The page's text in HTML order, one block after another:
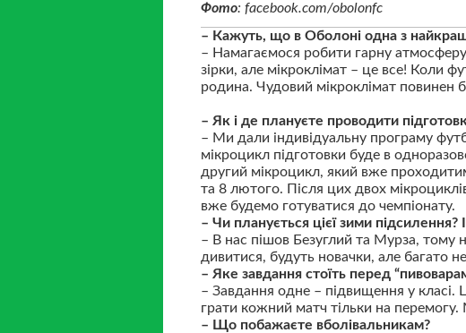
Фото: facebook.com/obolonfc
– Кажуть, що в Оболоні одна з
– Намагаємося робити гарну
зірки, але мікроклімат – це все! Коли
родина. Чудовий мікроклімат
– Як і де плануєте проводити
– Ми дали індивідуальну програму
мікроцикл підготовки буде в
другий мікроцикл, який вже
та 8 лютого. Після цих двох
вже будемо готуватися до чемпіонату.
– Чи планується цієї зими
– В нас пішов Безуглий та Мурза, тому
дивитися, будуть новачки, але багато
– Яке завдання стоїть перед
– Завдання одне – підвищення у
грати кожний матч тільки на
– Що побажаєте вболівальникам?